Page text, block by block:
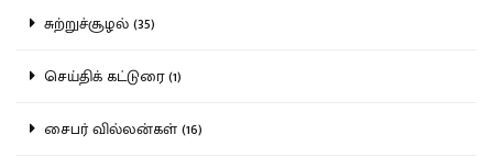
சுற்றுச்சூழல் (35)
செய்திக் கட்டுரை (1)
சைபர் வில்லன்கள் (16)